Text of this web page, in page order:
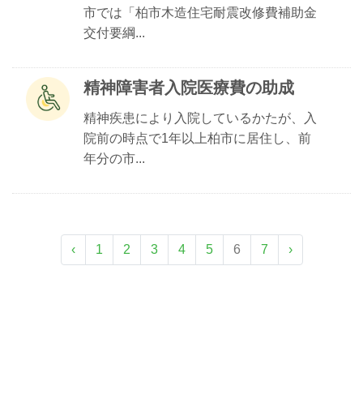
市では「柏市木造住宅耐震改修費補助金
交付要綱...
精神障害者入院医療費の助成
精神疾患により入院しているかたが、入
院前の時点で1年以上柏市に居住し、前
年分の市...
‹ 1 2 3 4 5 6 7 ›